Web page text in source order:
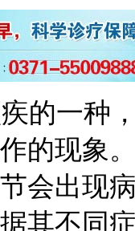
的一种
的现象
会出现
其不同